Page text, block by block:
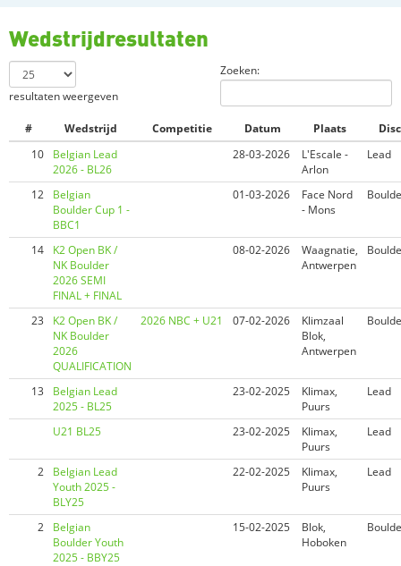
Wedstrijdresultaten
resultaten weergeven
Zoeken:
# Wedstrijd Competitie Datum Plaats
10
Belgian Lead
2026 - BL26
28-03-2026
L'Escale -
Arlon
Lead
12
Belgian
Boulder Cup 1 -
BBC1
01-03-2026
Face Nord
- Mons
14
K2 Open BK /
NK Boulder
2026 SEMI
FINAL + FINAL
08-02-2026
Waagnatie,
Antwerpen
23
K2 Open BK /
NK Boulder
2026
QUALIFICATION
2026 NBC + U21 07-02-2026
Klimzaal
Blok,
Antwerpen
13
Belgian Lead
2025 - BL25
23-02-2025
Klimax,
Puurs
Lead
U21 BL25 23-02-2025
Klimax,
Puurs
Lead
2
Belgian Lead
Youth 2025 -
BLY25
22-02-2025
Klimax,
Puurs
Lead
2
Belgian
Boulder Youth
2025 - BBY25
15-02-2025
Blok,
Hoboken